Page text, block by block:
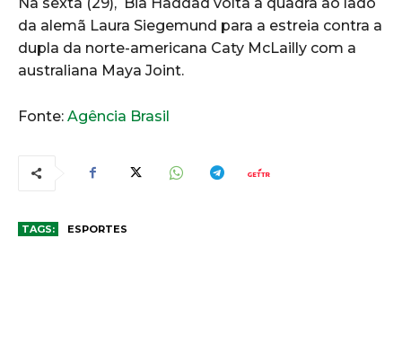
da alemã Laura Siegemund para a estreia contra a
dupla da norte-americana Caty McLailly com a
australiana Maya Joint.
Fonte: Agência Brasil
TAGS: ESPORTES